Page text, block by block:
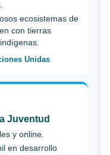
ecosistemas de
con tierras
Unidas
Juventud
y online.
en desarrollo